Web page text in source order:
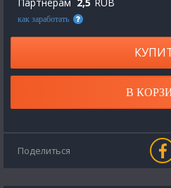
как заработать
В
Поделиться